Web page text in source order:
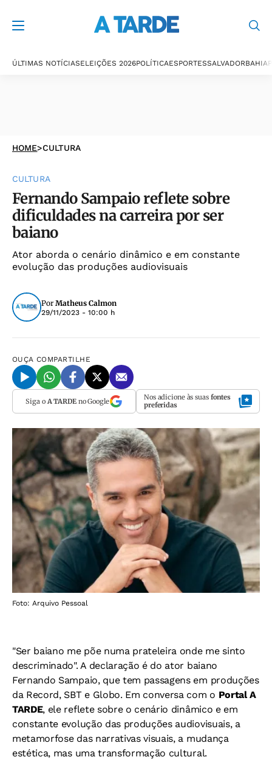
ÚLTIMAS NOTÍCIASELEIÇÕES 2026POLÍTICAESPORTESSALVADORBAHIA
HOME>CULTURA
CULTURA
Fernando Sampaio reflete sobre
dificuldades na carreira por ser
baiano
Ator aborda o cenário dinâmico e em constante
evolução das produções audiovisuais
Por Matheus Calmon
29/11/2023 - 10:00 h
OUÇA COMPARTILHE
Siga o A TARDEno Google Nos adicione às suas fontes
preferidas
Foto: Arquivo Pessoal
"Ser baiano me põe numa prateleira onde me sinto
descriminado". A declaração é do ator baiano
Fernando Sampaio, que tem passagens em produções
da Record, SBT e Globo. Em conversa com o Portal A
TARDE, ele reflete sobre o cenário dinâmico e em
constante evolução das produções audiovisuais, a
metamorfose das narrativas visuais, a mudança
estética, mas uma transformação cultural.